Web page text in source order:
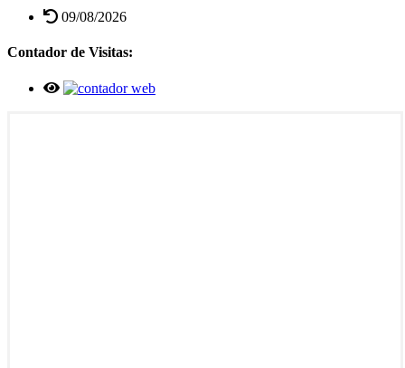
09/08/2026
Contador de Visitas: